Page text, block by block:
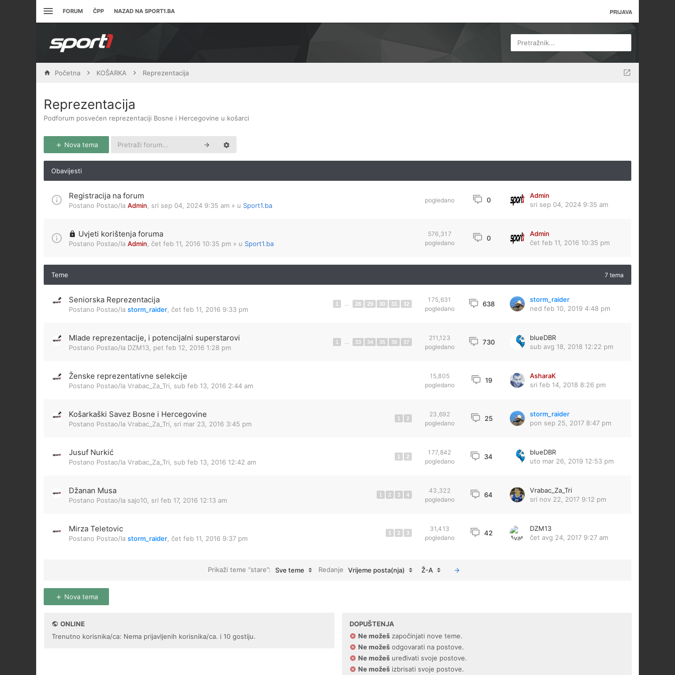
FORUM ČPP NAZAD NA SPORT1.BA PRIJAVA
Pretražnik...
Početna KOŠARKA Reprezentacija
Reprezentacija
Podforum posvećen reprezentaciji Bosne i Hercegovine u košarci
Nova tema
Obavijesti
Registracija na forum
Postano Postao/la Admin sri sep 04, 2024 9:35 am » u Sport1.ba
pogledano 0
Admin
sri sep 04, 2024 9:35 am
Uvjeti korištenja foruma
Postano Postao/la Admin čet feb 11, 2016 10:35 pm » u Sport1.ba
576,317
pogledano
0
Admin
čet feb 11, 2016 10:35 pm
Teme 7 tema
Seniorska Reprezentacija
Postano Postao/la storm_raider čet feb 11, 2016 9:33 pm
1 ... 28 29 30 31 32
175,631
pogledano
638
storm_raider
ned feb 10, 2019 4:48 pm
Mlade reprezentacije, i potencijalni superstarovi
Postano Postao/la DZM13 pet feb 12, 2016 1:28 pm
1 ... 33 34 35 36 37
211,123
pogledano
730
blueDBR
sub avg 18, 2018 12:22 pm
Ženske reprezentativne selekcije
Postano Postao/la Vrabac_Za_Tri sub feb 13, 2016 2:44 am
15,805
pogledano
19
AsharaK
sri feb 14, 2018 8:26 pm
Košarkaški Savez Bosne i Hercegovine
Postano Postao/la Vrabac_Za_Tri sri mar 23, 2016 3:45 pm
1 2
23,692
pogledano
25
storm_raider
pon sep 25, 2017 8:47 pm
Jusuf Nurkić
Postano Postao/la Vrabac_Za_Tri sub feb 13, 2016 12:42 am
1 2
177,842
pogledano
34
blueDBR
uto mar 26, 2019 12:53 pm
Džanan Musa
Postano Postao/la sajo10 sri feb 17, 2016 12:13 am
1 2 3 4
43,322
pogledano
64
Vrabac_Za_Tri
sri nov 22, 2017 9:12 pm
Mirza Teletovic
Postano Postao/la storm_raider čet feb 11, 2016 9:37 pm
1 2 3
31,413
pogledano
42
DZM13
čet avg 24, 2017 9:27 am
Prikaži teme “stare”: Sve teme Redanje Vrijeme posta(nja) Ž-A
Nova tema
ONLINE
Trenutno korisnika/ca: Nema prijavljenih korisnika/ca. i 10 gostiju.
DOPUŠTENJA
Ne možešzapočinjati nove teme.
Ne možešodgovarati na postove.
Ne možešuređivati svoje postove.
Ne možešizbrisati svoje postove.